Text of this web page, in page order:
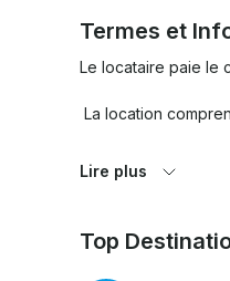
Termes et
Le locataire paie le
. Le bateau DOIT
frais de nettoyage
excellent séjour ! du temps passé avec ta famille.
Lire plus
Top